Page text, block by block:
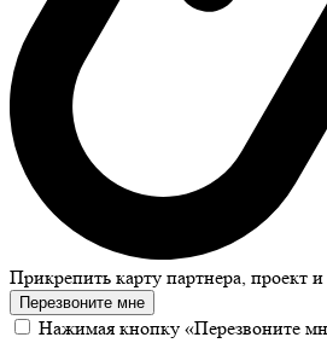
Прикрепить карту партнера, проект и
Перезвоните мне
Нажимая кнопку «Перезвоните